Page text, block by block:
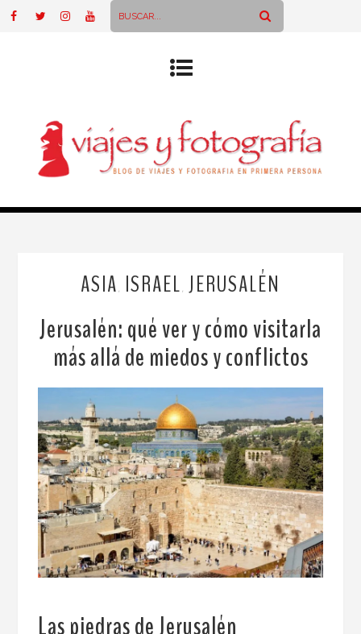
ASIA ISRAEL JERUSALÉN
Jerusalén: qué ver y cómo visitarla
más allá de miedos y conflictos
Las piedras de Jerusalén